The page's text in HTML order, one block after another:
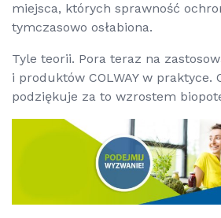
miejsca, których sprawność
tymczasowo osłabiona.
Tyle teorii. Pora teraz na
i produktów COLWAY w praktyce.
podziękuje za to wzrostem